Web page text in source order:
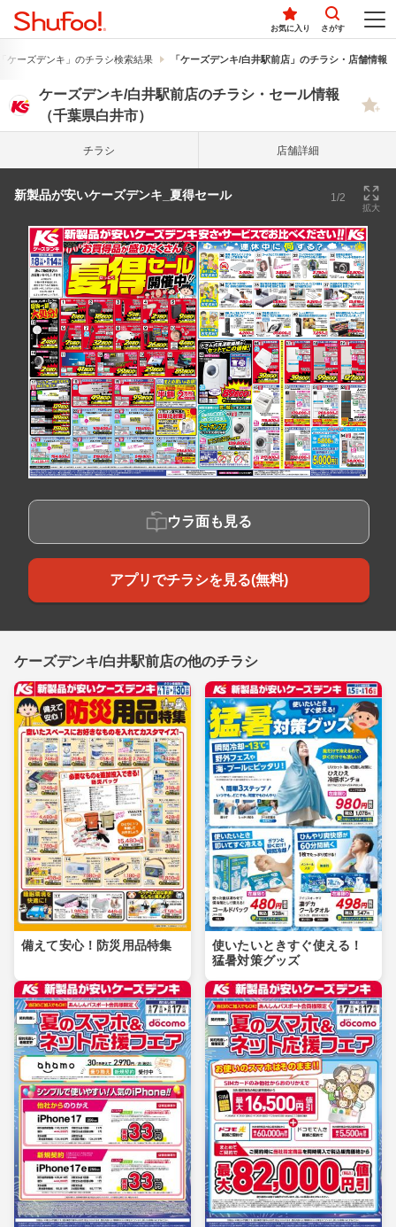
お気に入り さがす
ケーズデンキ」のチラシ検索結果 「ケーズデンキ/白井駅前店」のチラシ・店舗情報
ケーズデンキ/白井駅前店のチラシ・セール情報
（千葉県白井市）
チラシ 店舗詳細
新製品が安いケーズデンキ_夏得セール 1/2
拡大
ウラ面も見る
アプリでチラシを見る(無料)
ケーズデンキ/白井駅前店の他のチラシ
備えて安心！防災用品特集
使いたいときすぐ使える！
猛暑対策グッズ